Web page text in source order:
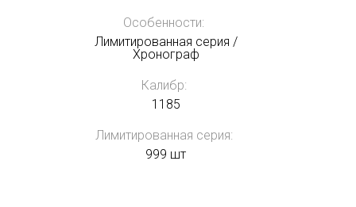
Особенности:
Лимитированная серия /
Хронограф
Калибр:
1185
Лимитированная серия:
999 шт